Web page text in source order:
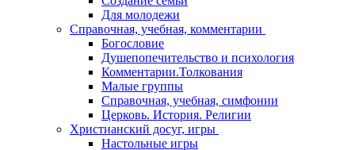
Для молодежи
Справочная, учебная, комментарии
Богословие
Душепопечительство и психология
Комментарии.Толкования
Малые группы
Справочная, учебная, симфонии
Церковь. История. Религии
Христианский досуг, игры
Настольные игры